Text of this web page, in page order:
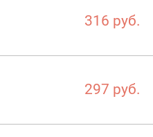
316 руб.
297 руб.